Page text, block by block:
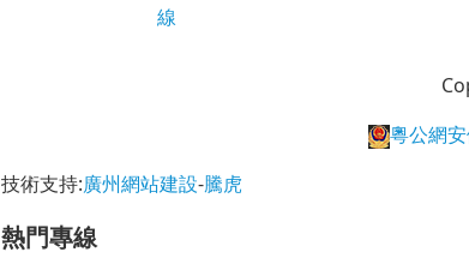
線
粵公網
技術支持:廣州網站建設-騰虎
熱門專線